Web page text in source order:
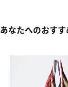
あなたへのおすす